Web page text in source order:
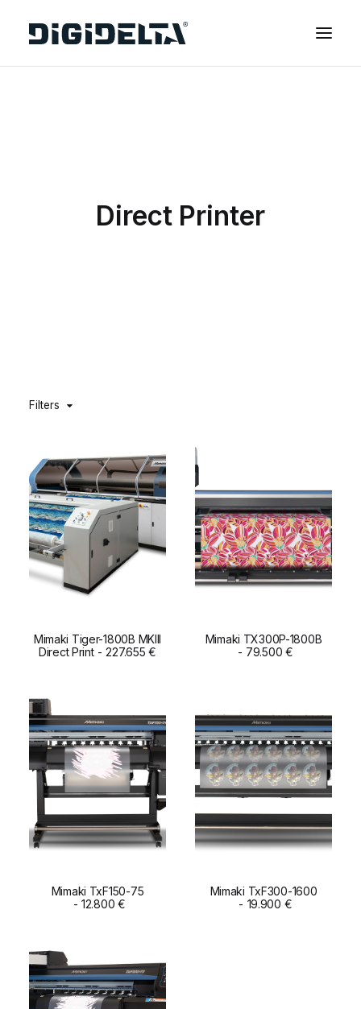
CONTACTOS
IDIOMA
Direct Printer
Filters
ADD TO CART
Mimaki Tiger-1800B MKIII
Direct Print
227.655€ ADD TO CART
Mimaki TX300P-1800B
79.500€
ADD TO CART
Mimaki TxF150-75
12.800€ ADD TO CART
Mimaki TxF300-1600
19.900 €